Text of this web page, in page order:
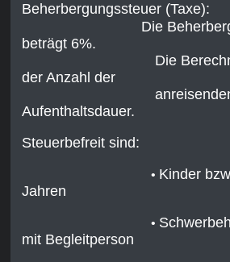
Beherbergungssteuer (Taxe):
Die
beträgt 6%.
Die Berechnung
der Anzahl der
anreisenden
Aufenthaltsdauer.
Steuerbefreit sind:
• Kinder
Jahren
•
mit Begleitperson